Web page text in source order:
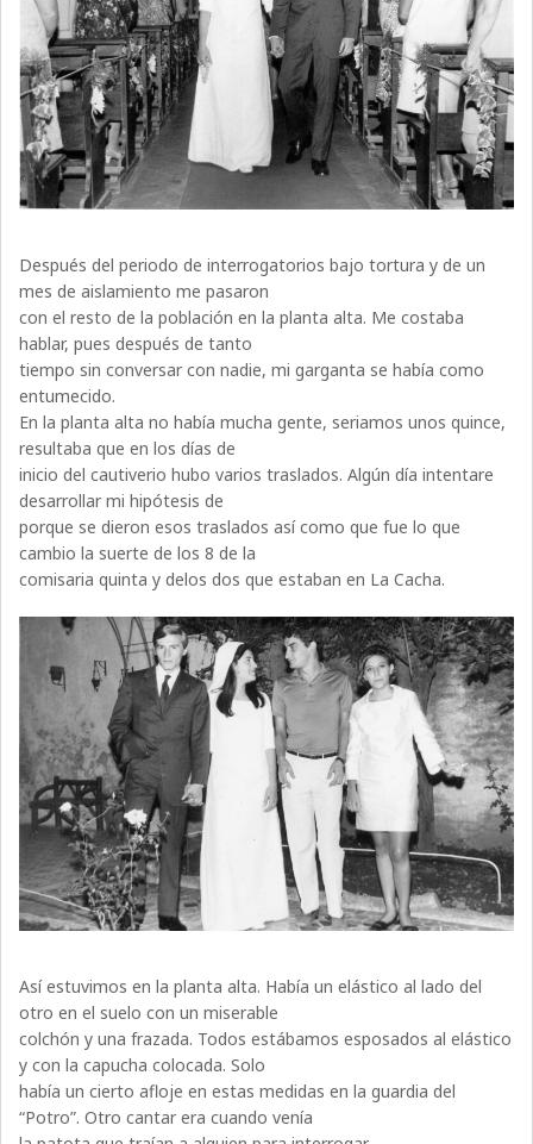
Después del periodo de interrogatorios bajo tortura y de un
mes de aislamiento me pasaron
con el resto de la población en la planta alta. Me costaba
hablar, pues después de tanto
tiempo sin conversar con nadie, mi garganta se había como
entumecido.
En la planta alta no había mucha gente, seriamos unos quince,
resultaba que en los días de
inicio del cautiverio hubo varios traslados. Algún día intentare
desarrollar mi hipótesis de
porque se dieron esos traslados así como que fue lo que
cambio la suerte de los 8 de la
comisaria quinta y delos dos que estaban en La Cacha.
Así estuvimos en la planta alta. Había un elástico al lado del
otro en el suelo con un miserable
colchón y una frazada. Todos estábamos esposados al elástico
y con la capucha colocada. Solo
había un cierto afloje en estas medidas en la guardia del
“Potro”. Otro cantar era cuando venía